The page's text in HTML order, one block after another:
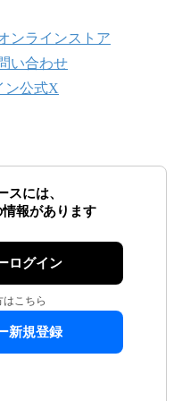
ンラインストア
い合わせ
ン公式X
スには、
報があります
ログイン
はこちら
新規登録